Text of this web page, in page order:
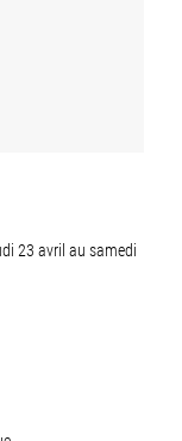
23 avril au samedi